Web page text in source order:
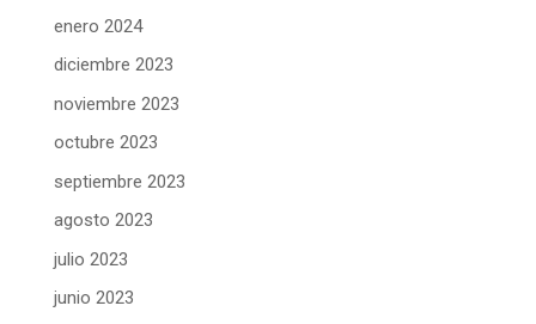
enero 2024
diciembre 2023
noviembre 2023
octubre 2023
septiembre 2023
agosto 2023
julio 2023
junio 2023